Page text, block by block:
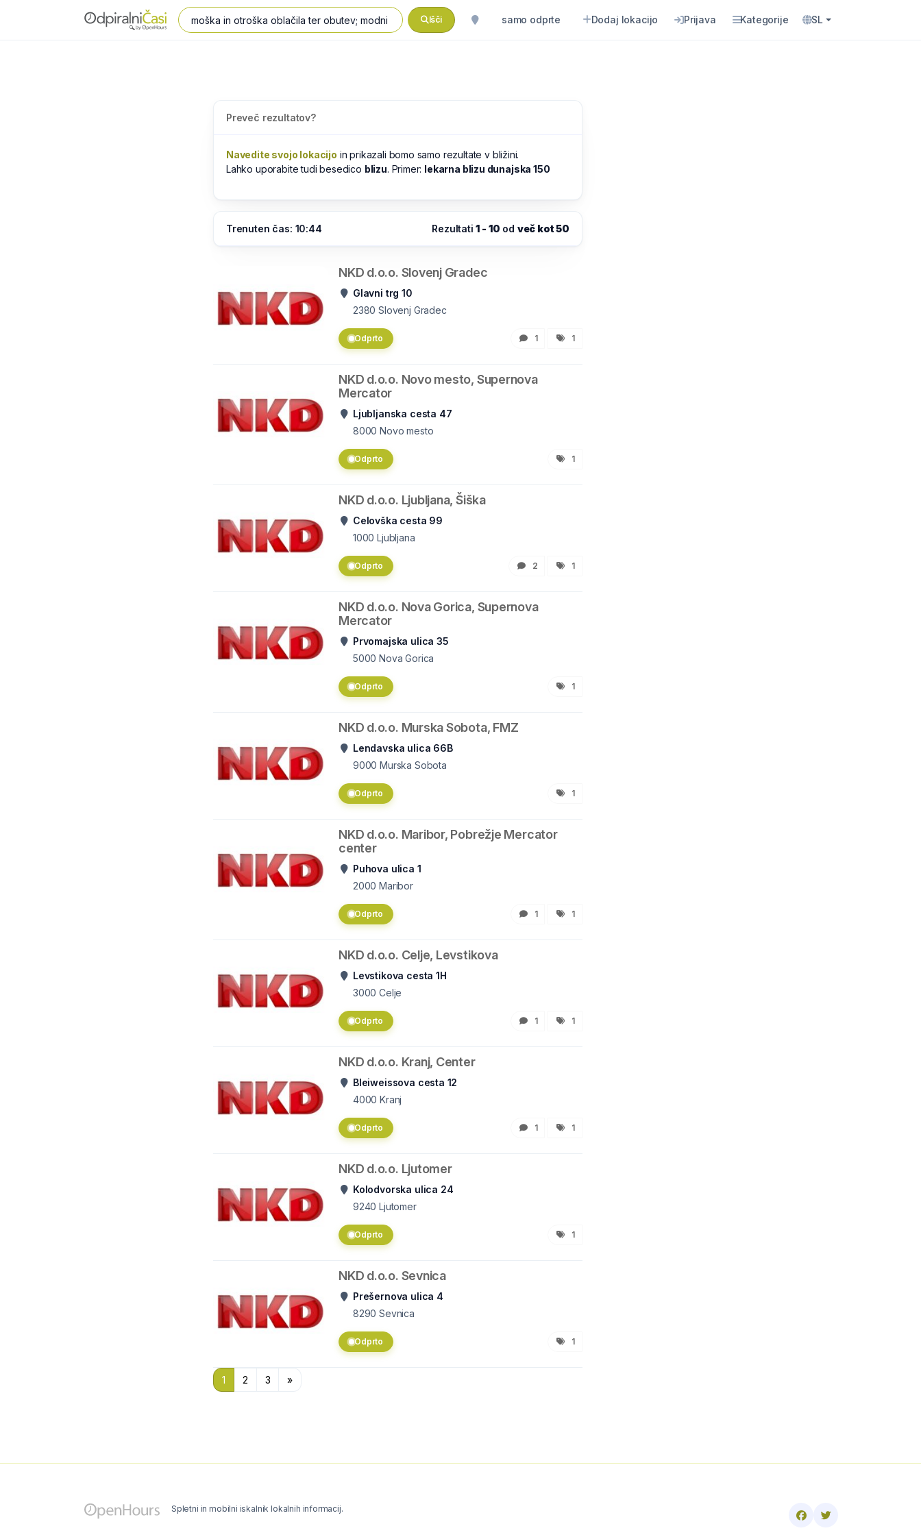
Išči samo odprte Dodaj lokacijo Prijava Kategorije SL
Preveč rezultatov?
Navedite svojo lokacijo in prikazali bomo samo rezultate v bližini.
Lahko uporabite tudi besedico blizu. Primer: lekarna blizu dunajska 150
Trenuten čas: 10:44 Rezultati1 - 10 od več kot 50
NKD d.o.o. Slovenj Gradec
Glavni trg 10
2380 Slovenj Gradec
Odprto 1 1
NKD d.o.o. Novo mesto, Supernova
Mercator
Ljubljanska cesta 47
8000 Novo mesto
Odprto 1
NKD d.o.o. Ljubljana, Šiška
Celovška cesta 99
1000 Ljubljana
Odprto 2 1
NKD d.o.o. Nova Gorica, Supernova
Mercator
Prvomajska ulica 35
5000 Nova Gorica
Odprto 1
NKD d.o.o. Murska Sobota, FMZ
Lendavska ulica 66B
9000 Murska Sobota
Odprto 1
NKD d.o.o. Maribor, Pobrežje Mercator
center
Puhova ulica 1
2000 Maribor
Odprto 1 1
NKD d.o.o. Celje, Levstikova
Levstikova cesta 1H
3000 Celje
Odprto 1 1
NKD d.o.o. Kranj, Center
Bleiweissova cesta 12
4000 Kranj
Odprto 1 1
NKD d.o.o. Ljutomer
Kolodvorska ulica 24
9240 Ljutomer
Odprto 1
NKD d.o.o. Sevnica
Prešernova ulica 4
8290 Sevnica
Odprto 1
1 2 3 »
Spletni in mobilni iskalnik lokalnih informacij.